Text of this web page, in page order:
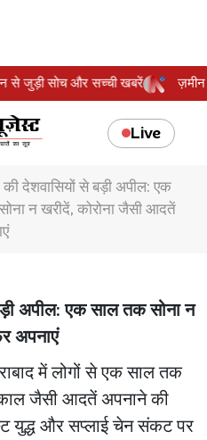
से जुड़ी सोच और सच्ची खबरें
Live
की देशवासियों से बड़ी अपील: एक
न खरीदें, कोरोना जैसी आदतें
अपील: एक साल तक सोना न
अपनाएं
में लोगों से एक साल तक
जैसी आदतें अपनाने की
युद्ध और सप्लाई चेन संकट पर